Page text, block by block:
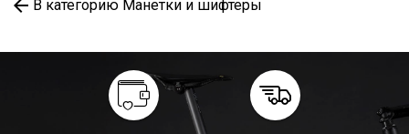
В категорию Манетки и шифтеры